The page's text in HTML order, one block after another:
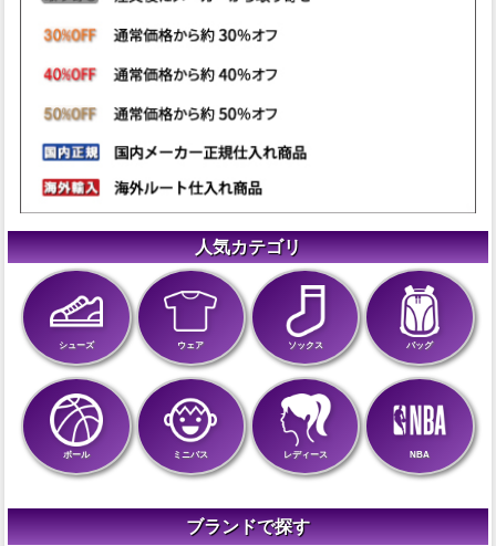
人気カテゴリ
シューズ ウェア ソックス バッグ
ボール ミニバス レディース NBA
ブランドで探す